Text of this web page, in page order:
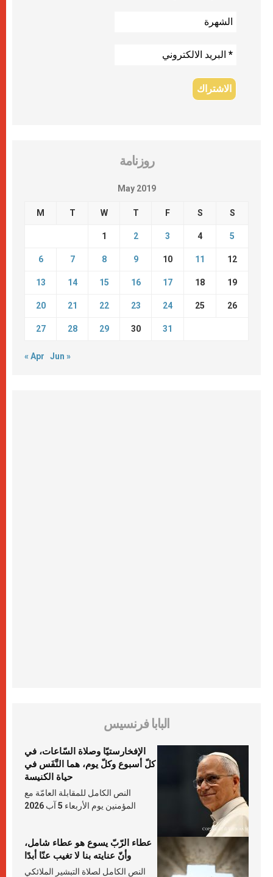
روزنامة
May 2019
M T W T F S S
1 2 3 4 5
6 7 8 9 10 11 12
13 14 15 16 17 18 19
20 21 22 23 24 25 26
27 28 29 30 31
« Apr Jun »
البابا فرنسيس
الإفخارستيّا وصلاة السّاعات، في
كلّ أسبوع وكلّ يوم، هما النَّفَس في
حياة الكنيسة
النص الكامل للمقابلة العامّة مع
المؤمنين يوم الأربعاء 5 آب 2026
عطاء الرّبّ يسوع هو عطاء شامل،
وأنّ عنايته بنا لا تغيب عنّا أبدًا
النص الكامل لصلاة التبشير الملائكي